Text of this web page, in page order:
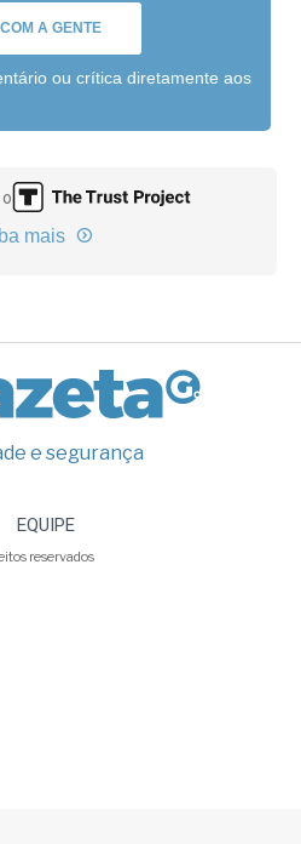
A GENTE
ou crítica diretamente aos
mais
e segurança
EQUIPE
reservados